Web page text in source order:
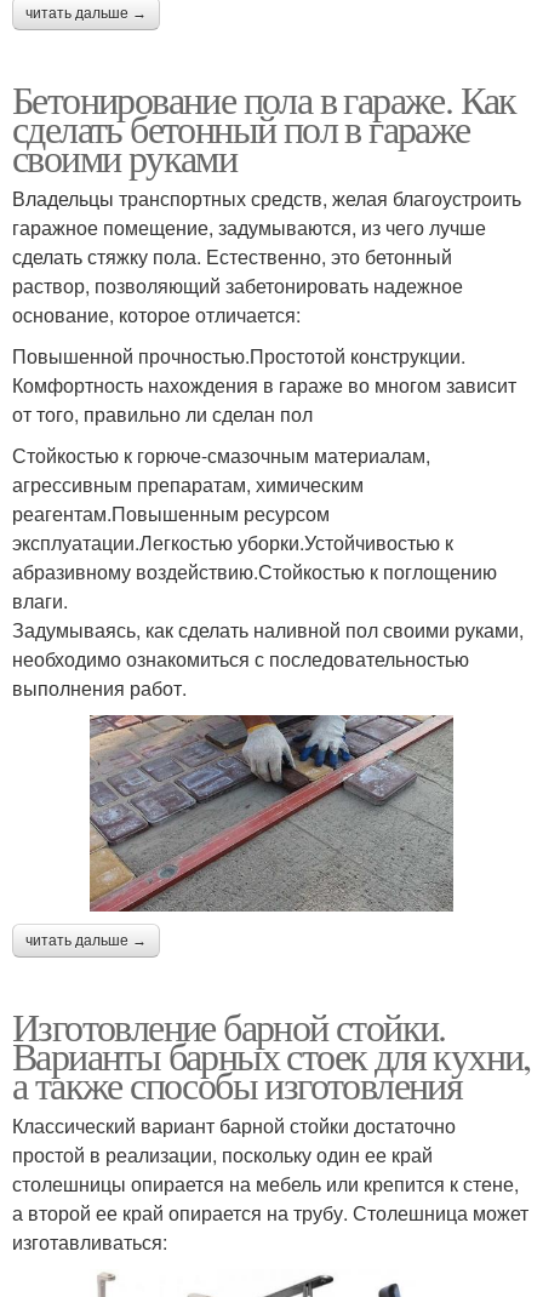
читать дальше →
Бетонирование пола в гараже. Как
сделать бетонный пол в гараже
своими руками
Владельцы транспортных средств, желая благоустроить
гаражное помещение, задумываются, из чего лучше
сделать стяжку пола. Естественно, это бетонный
раствор, позволяющий забетонировать надежное
основание, которое отличается:
Повышенной прочностью.Простотой конструкции.
Комфортность нахождения в гараже во многом зависит
от того, правильно ли сделан пол
Стойкостью к горюче-смазочным материалам,
агрессивным препаратам, химическим
реагентам.Повышенным ресурсом
эксплуатации.Легкостью уборки.Устойчивостью к
абразивному воздействию.Стойкостью к поглощению
влаги.
Задумываясь, как сделать наливной пол своими руками,
необходимо ознакомиться с последовательностью
выполнения работ.
читать дальше →
Изготовление барной стойки.
Варианты барных стоек для кухни,
а также способы изготовления
Классический вариант барной стойки достаточно
простой в реализации, поскольку один ее край
столешницы опирается на мебель или крепится к стене,
а второй ее край опирается на трубу. Столешница может
изготавливаться: